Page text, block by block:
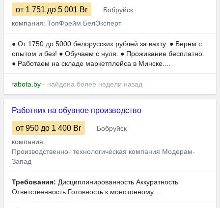
от 1 751 до 5 001 Br
Бобруйск
компания: ТопФрейм БелЭксперт
● От 1750 до 5000 белорусских рублей за вахту. ● Берём с
опытом и без! ● Обучаем с нуля. ● Проживание бесплатно.
● Работаем на складе маркетплейса в Минске....
rabota.by - найдена более недели назад
Работник на обувное производство
от 950 до 1 400 Br
Бобруйск
компания:
Производственно- технологическая компания Модерам-
Запад
Требования: Дисциплинированность Аккуратность
Ответственность Готовность к монотонному...